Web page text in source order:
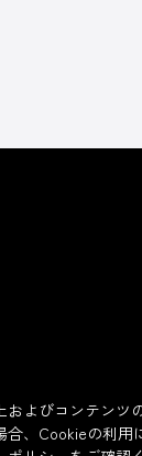
よびコンテンツ
、Cookieの利用